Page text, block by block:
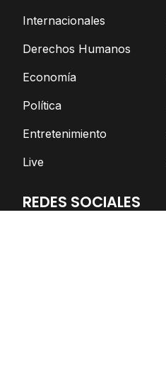
Internacionales
Derechos Humanos
Economía
Política
Entretenimiento
Live
REDES SOCIALES